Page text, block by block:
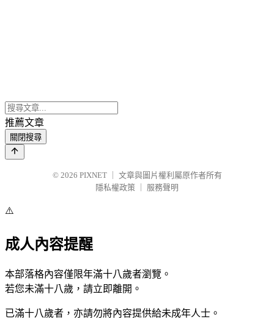
推薦文章
關閉搜尋
© 2026 PIXNET
文章與圖片權利屬原作者所有
隱私權政策
服務聲明
⚠️
成人內容提醒
本部落格內容僅限年滿十八歲者瀏覽。
若您未滿十八歲，請立即離開。
已滿十八歲者，亦請勿將內容提供給未成年人士。